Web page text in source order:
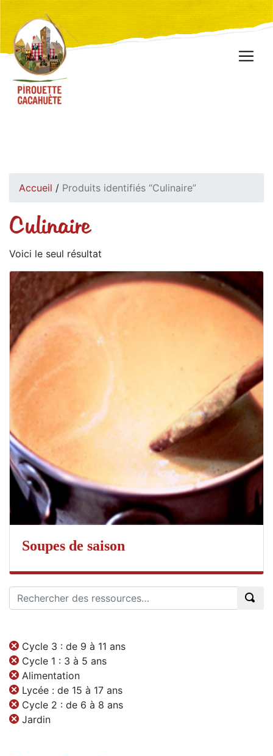
Accueil / Produits identifiés “Culinaire”
Culinaire
Voici le seul résultat
Soupes de saison
Cycle 3 : de 9 à 11 ans
Cycle 1 : 3 à 5 ans
Alimentation
Lycée : de 15 à 17 ans
Cycle 2 : de 6 à 8 ans
Jardin